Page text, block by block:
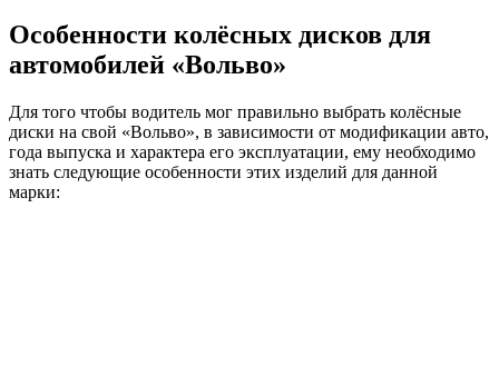
Особенности колёсных дисков для
автомобилей «Вольво»
Для того чтобы водитель мог правильно выбрать колёсные
диски на свой «Вольво», в зависимости от модификации авто,
года выпуска и характера его эксплуатации, ему необходимо
знать следующие особенности этих изделий для данной
марки: